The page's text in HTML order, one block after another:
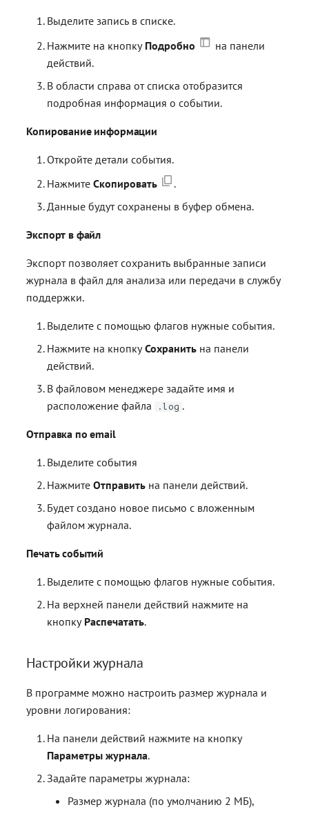
Выделите запись в списке.
Нажмите на кнопку Подробно
на панели
действий.
В области справа от списка отобразится
подробная информация о событии.
Копирование информации
Откройте детали события.
НажмитеСкопировать
.
Данные будут сохранены в буфер обмена.
Экспорт в файл
Экспорт позволяет сохранить выбранные записи
журнала в файл для анализа или передачи в службу
поддержки.
Выделите с помощью флагов нужные события.
Нажмите на кнопкуСохранить на панели
действий.
В файловом менеджере задайте имя и
расположение файла
.log .
Отправка по email
Выделите события
НажмитеОтправить на панели действий.
Будет создано новое письмо с вложенным
файлом журнала.
Печать событий
Выделите с помощью флагов нужные события.
На верхней панели действий нажмите на
кнопку Распечатать.
Настройки журнала
В программе можно настроить размер журнала и
уровни логирования:
На панели действий нажмите на кнопку
Параметры журнала.
Задайте параметры журнала:
Размер журнала (по умолчанию 2 МБ),